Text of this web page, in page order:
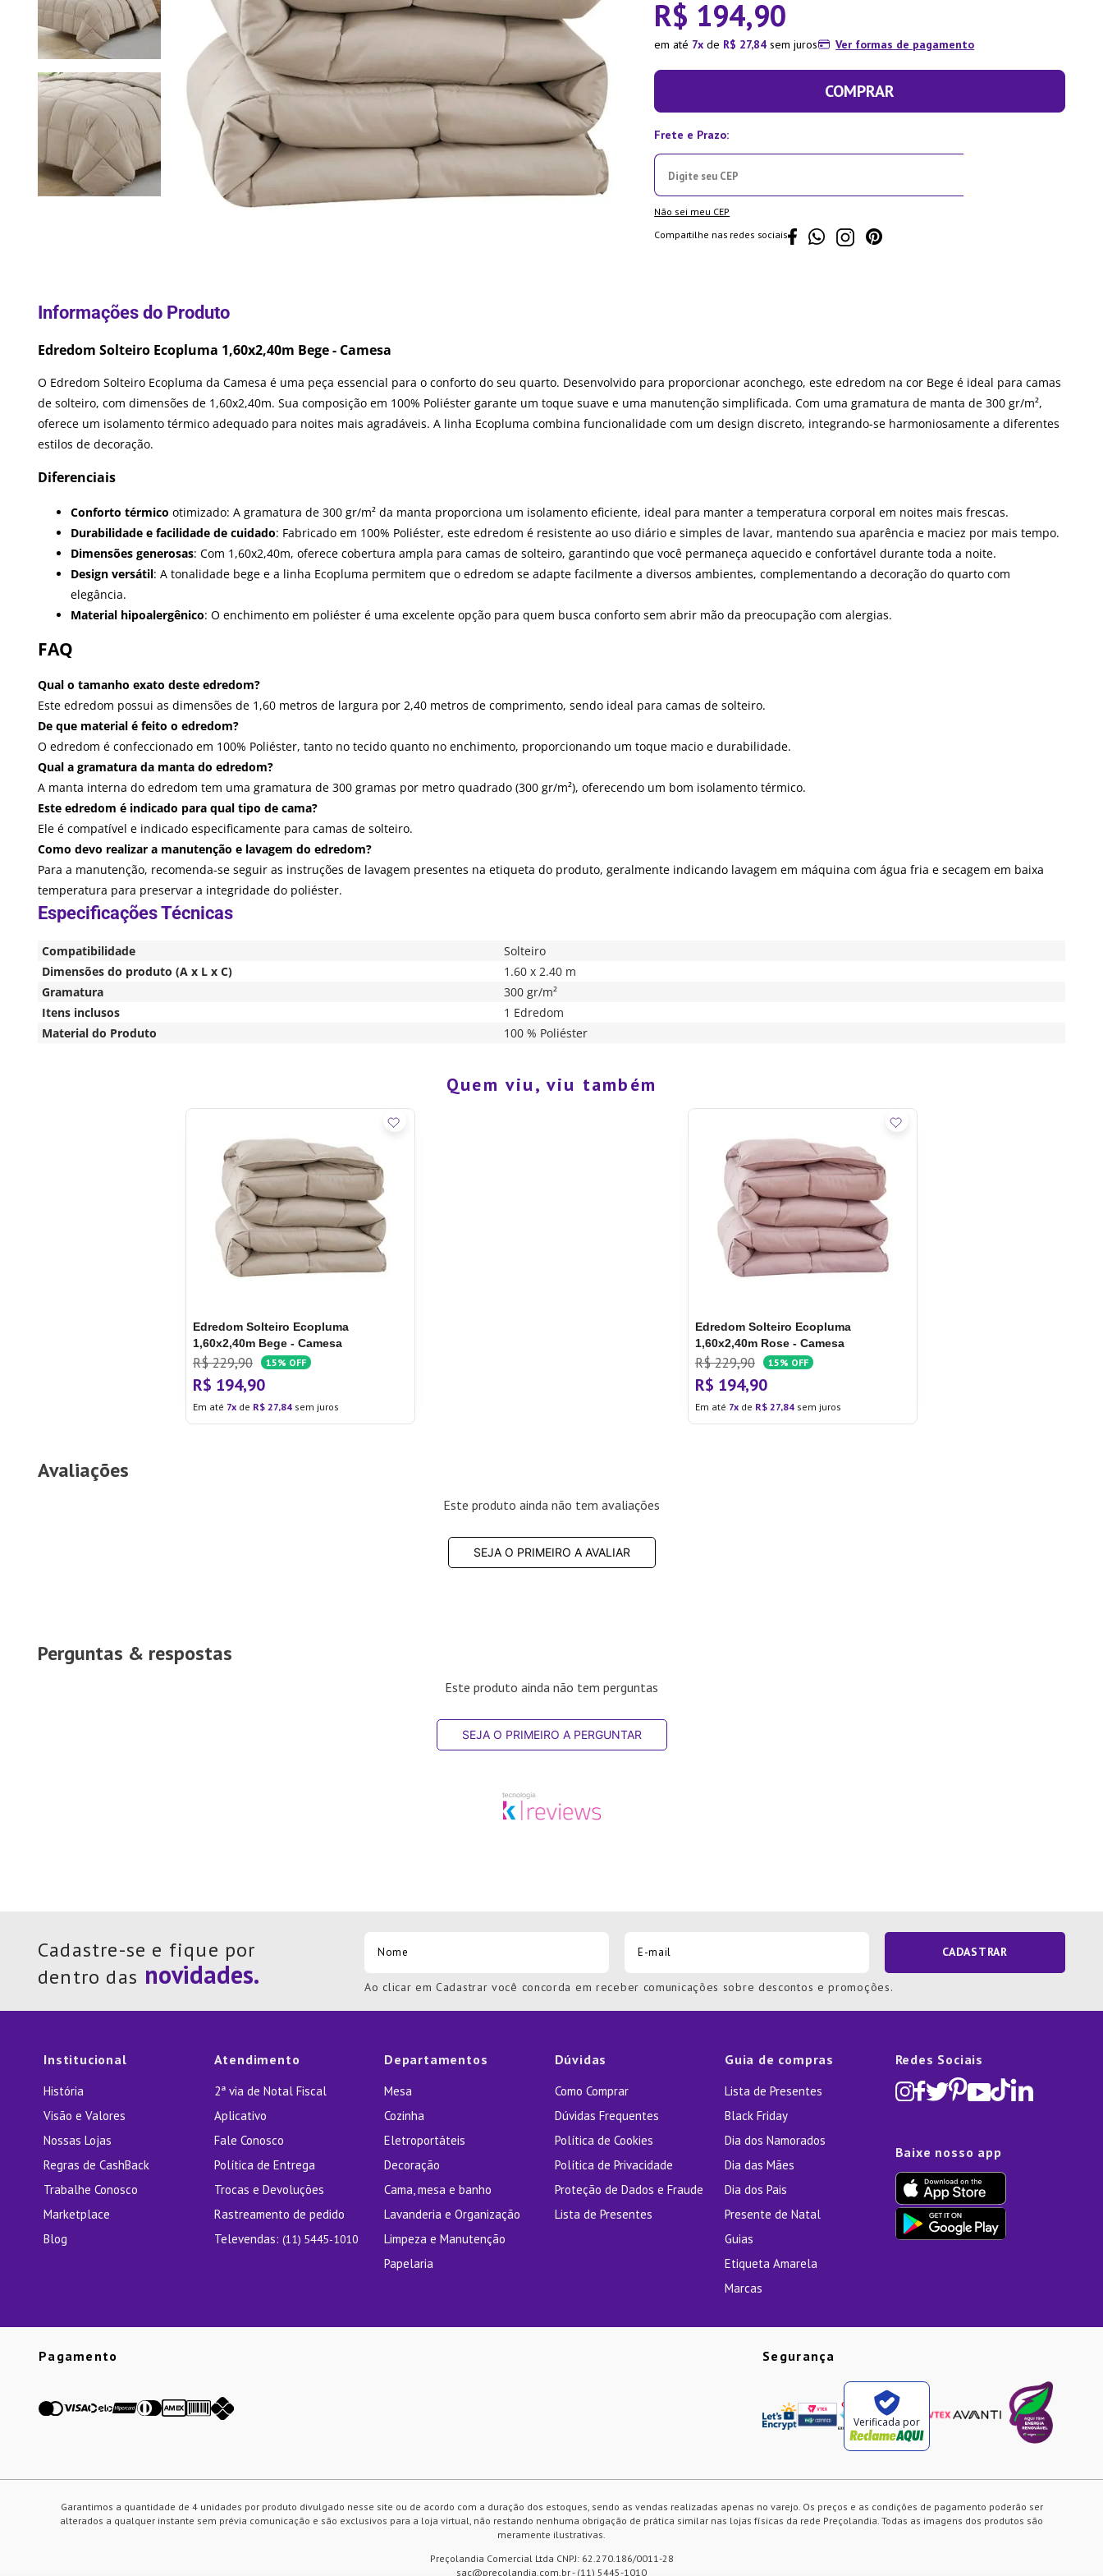
R$ 194,90
em até 7 de R$ 27,84 sem juros Ver formas de pagamento
COMPRAR
Não sei meu CEP
Compartilhe nas redes sociais
Edredom Solteiro Ecopluma 1,60x2,40m Bege - Camesa
O Edredom Solteiro Ecopluma da Camesa é uma peça essencial para o conforto do seu quarto. Desenvolvido para proporcionar aconchego, este edredom na cor Bege é ideal para camas
de solteiro, com dimensões de 1,60x2,40m. Sua composição em 100% Poliéster garante um toque suave e uma manutenção simplificada. Com uma gramatura de manta de 300 gr/m²,
oferece um isolamento térmico adequado para noites mais agradáveis. A linha Ecopluma combina funcionalidade com um design discreto, integrando-se harmoniosamente a diferentes
estilos de decoração.
Diferenciais
Conforto térmico otimizado: A gramatura de 300 gr/m² da manta proporciona um isolamento eficiente, ideal para manter a temperatura corporal em noites mais frescas.
Durabilidade e facilidade de cuidado: Fabricado em 100% Poliéster, este edredom é resistente ao uso diário e simples de lavar, mantendo sua aparência e maciez por mais tempo.
Dimensões generosas: Com 1,60x2,40m, oferece cobertura ampla para camas de solteiro, garantindo que você permaneça aquecido e confortável durante toda a noite.
Design versátil: A tonalidade bege e a linha Ecopluma permitem que o edredom se adapte facilmente a diversos ambientes, complementando a decoração do quarto com
elegância.
Material hipoalergênico: O enchimento em poliéster é uma excelente opção para quem busca conforto sem abrir mão da preocupação com alergias.
FAQ
Qual o tamanho exato deste edredom?
Este edredom possui as dimensões de 1,60 metros de largura por 2,40 metros de comprimento, sendo ideal para camas de solteiro.
De que material é feito o edredom?
O edredom é confeccionado em 100% Poliéster, tanto no tecido quanto no enchimento, proporcionando um toque macio e durabilidade.
Qual a gramatura da manta do edredom?
A manta interna do edredom tem uma gramatura de 300 gramas por metro quadrado (300 gr/m²), oferecendo um bom isolamento térmico.
Este edredom é indicado para qual tipo de cama?
Ele é compatível e indicado especificamente para camas de solteiro.
Como devo realizar a manutenção e lavagem do edredom?
Para a manutenção, recomenda-se seguir as instruções de lavagem presentes na etiqueta do produto, geralmente indicando lavagem em máquina com água fria e secagem em baixa
temperatura para preservar a integridade do poliéster.
Compatibilidade
Solteiro
Dimensões do produto (A x L x C)
1.60 x 2.40 m
Gramatura
300 gr/m²
Itens inclusos
1 Edredom
Material do Produto
100 % Poliéster
Quem viu, viu também
Edredom Solteiro Ecopluma
1,60x2,40m Bege - Camesa
R$ 229,90 15% OFF
R$ 194,90
Em até 7 de R$ 27,84 sem juros
Edredom Solteiro Ecopluma
1,60x2,40m Rose - Camesa
R$ 229,90 15% OFF
R$ 194,90
Em até 7 de R$ 27,84 sem juros
Avaliações
Este produto ainda não tem avaliações
SEJA O PRIMEIRO A AVALIAR
Perguntas & respostas
Este produto ainda não tem perguntas
SEJA O PRIMEIRO A PERGUNTAR
Cadastre-se e fique por
dentro das
CADASTRAR
Ao clicar em Cadastrar você concorda em receber comunicações sobre descontos e promoções.
Institucional
História
Visão e Valores
Nossas Lojas
Regras de CashBack
Trabalhe Conosco
Marketplace
Blog
Atendimento
2ª via de Notal Fiscal
Aplicativo
Fale Conosco
Política de Entrega
Trocas e Devoluções
Rastreamento de pedido
Televendas: (11) 5445-1010
Departamentos
Mesa
Cozinha
Eletroportáteis
Decoração
Cama, mesa e banho
Lavanderia e Organização
Limpeza e Manutenção
Papelaria
Dúvidas
Como Comprar
Dúvidas Frequentes
Política de Cookies
Política de Privacidade
Proteção de Dados e Fraude
Lista de Presentes
Guia de compras
Lista de Presentes
Black Friday
Dia dos Namorados
Dia das Mães
Dia dos Pais
Presente de Natal
Guias
Etiqueta Amarela
Marcas
Redes Sociais
Baixe nosso app
Pagamento Segurança
Verificada por
Garantimos a quantidade de 4 unidades por produto divulgado nesse site ou de acordo com a duração dos estoques, sendo as vendas realizadas apenas no varejo. Os preços e as condições de pagamento poderão ser
alterados a qualquer instante sem prévia comunicação e são exclusivos para a loja virtual, não restando nenhuma obrigação de prática similar nas lojas físicas da rede Preçolandia. Todas as imagens dos produtos são
meramente ilustrativas.
Preçolandia Comercial Ltda CNPJ: 62.270.186/0011-28
sac@precolandia.com.br - (11) 5445-1010
10º Lixeira